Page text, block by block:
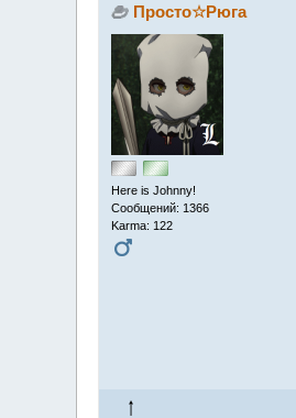
Просто☆Рюга
Here is Johnny!
Сообщений: 1366
Karma: 122